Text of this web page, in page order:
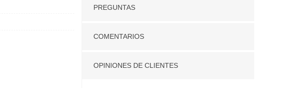
PREGUNTAS
COMENTARIOS
OPINIONES DE CLIENTES